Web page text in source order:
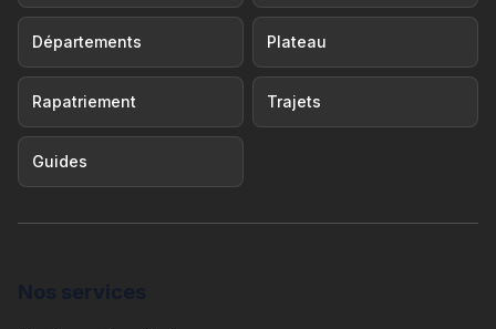
Départements Plateau
Rapatriement Trajets
Guides